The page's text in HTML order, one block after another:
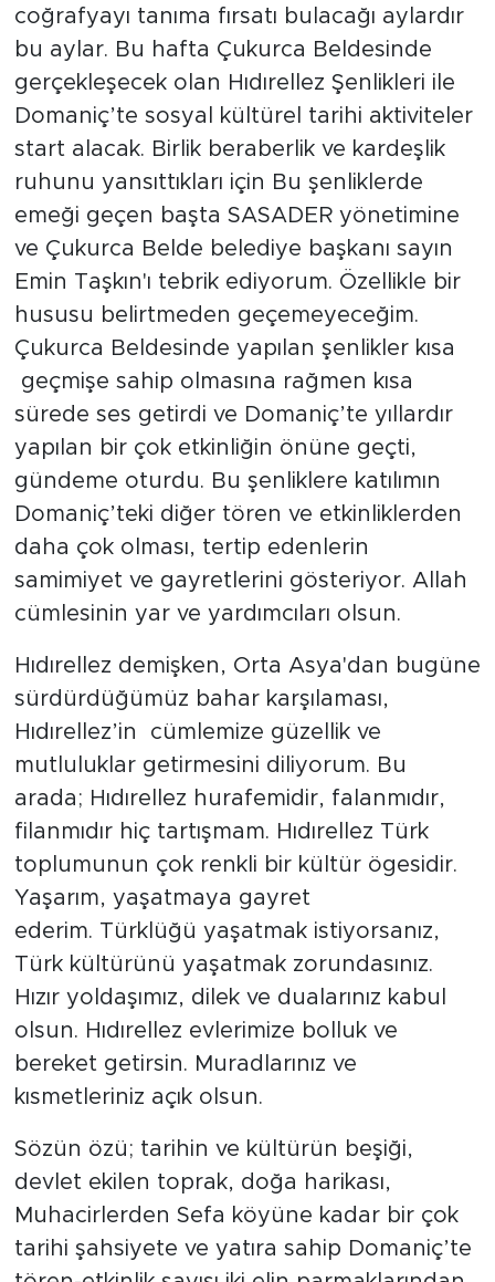
coğrafyayı tanıma fırsatı bulacağı aylardır
bu aylar. Bu hafta Çukurca Beldesinde
gerçekleşecek olan Hıdırellez Şenlikleri ile
Domaniç’te sosyal kültürel tarihi aktiviteler
start alacak. Birlik beraberlik ve kardeşlik
ruhunu yansıttıkları için Bu şenliklerde
emeği geçen başta SASADER yönetimine
ve Çukurca Belde belediye başkanı sayın
Emin Taşkın'ı tebrik ediyorum. Özellikle bir
hususu belirtmeden geçemeyeceğim.
Çukurca Beldesinde yapılan şenlikler kısa
geçmişe sahip olmasına rağmen kısa
sürede ses getirdi ve Domaniç’te yıllardır
yapılan bir çok etkinliğin önüne geçti,
gündeme oturdu. Bu şenliklere katılımın
Domaniç’teki diğer tören ve etkinliklerden
daha çok olması, tertip edenlerin
samimiyet ve gayretlerini gösteriyor. Allah
cümlesinin yar ve yardımcıları olsun.
Hıdırellez demişken, Orta Asya'dan bugüne
sürdürdüğümüz bahar karşılaması,
Hıdırellez’in cümlemize güzellik ve
mutluluklar getirmesini diliyorum. Bu
arada; Hıdırellez hurafemidir, falanmıdır,
filanmıdır hiç tartışmam. Hıdırellez Türk
toplumunun çok renkli bir kültür ögesidir.
Yaşarım, yaşatmaya gayret
ederim. Türklüğü yaşatmak istiyorsanız,
Türk kültürünü yaşatmak zorundasınız.
Hızır yoldaşımız, dilek ve dualarınız kabul
olsun. Hıdırellez evlerimize bolluk ve
bereket getirsin. Muradlarınız ve
kısmetleriniz açık olsun.
Sözün özü; tarihin ve kültürün beşiği,
devlet ekilen toprak, doğa harikası,
Muhacirlerden Sefa köyüne kadar bir çok
tarihi şahsiyete ve yatıra sahip Domaniç’te